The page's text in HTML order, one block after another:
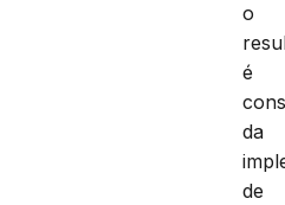
o
é
da
de